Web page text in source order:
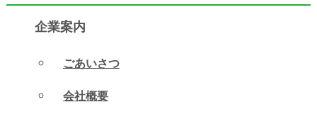
企業案内
ごあいさつ
会社概要